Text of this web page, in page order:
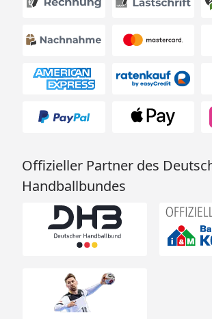
Offizieller Partner des
Handballbundes